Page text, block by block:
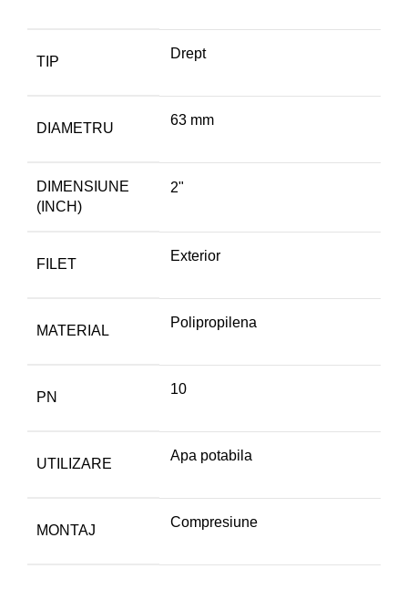
TIP
Drept
DIAMETRU
63 mm
DIMENSIUNE
(INCH)
2"
FILET
Exterior
MATERIAL
Polipropilena
PN
10
UTILIZARE
Apa potabila
MONTAJ
Compresiune